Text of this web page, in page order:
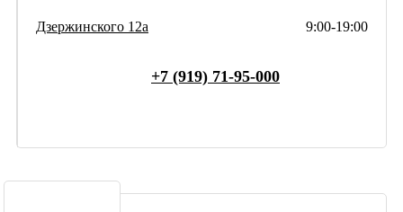
9:00-19:00
Дзержинского 12а
+7 (919) 71-95-000